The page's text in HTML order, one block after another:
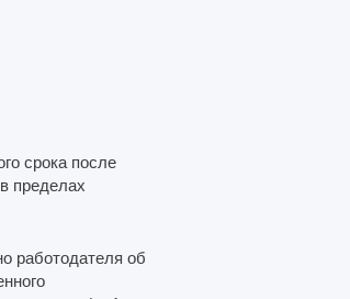
срока после
пределах
работодателя об